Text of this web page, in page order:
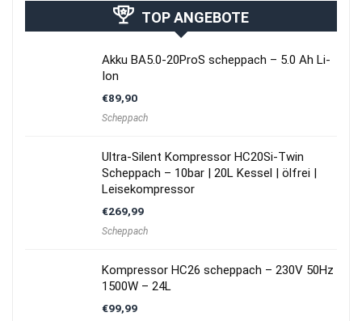
TOP ANGEBOTE
Akku BA5.0-20ProS scheppach – 5.0 Ah Li-
Ion
€89,90
Scheppach
Ultra-Silent Kompressor HC20Si-Twin
Scheppach – 10bar | 20L Kessel | ölfrei |
Leisekompressor
€269,99
Scheppach
Kompressor HC26 scheppach – 230V 50Hz
1500W – 24L
€99,99